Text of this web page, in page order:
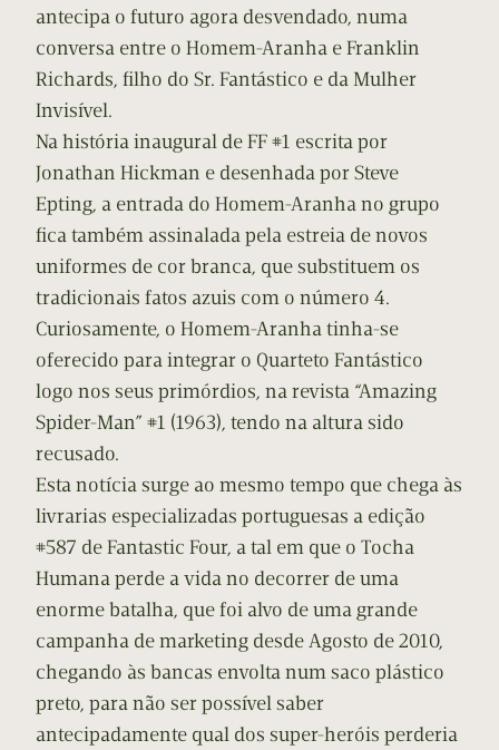
antecipa o futuro agora desvendado, numa
conversa entre o Homem-Aranha e Franklin
Richards, filho do Sr. Fantástico e da Mulher
Invisível.
Na história inaugural de FF #1 escrita por
Jonathan Hickman e desenhada por Steve
Epting, a entrada do Homem-Aranha no grupo
fica também assinalada pela estreia de novos
uniformes de cor branca, que substituem os
tradicionais fatos azuis com o número 4.
Curiosamente, o Homem-Aranha tinha-se
oferecido para integrar o Quarteto Fantástico
logo nos seus primórdios, na revista “Amazing
Spider-Man” #1 (1963), tendo na altura sido
recusado.
Esta notícia surge ao mesmo tempo que chega às
livrarias especializadas portuguesas a edição
#587 de Fantastic Four, a tal em que o Tocha
Humana perde a vida no decorrer de uma
enorme batalha, que foi alvo de uma grande
campanha de marketing desde Agosto de 2010,
chegando às bancas envolta num saco plástico
preto, para não ser possível saber
antecipadamente qual dos super-heróis perderia